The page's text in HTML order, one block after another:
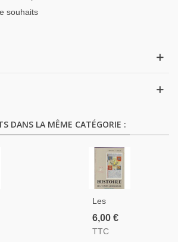
souhaits
DANS LA MÊME CATÉGORIE :
Les
Temps
Modernes,
6,00 €
TTC